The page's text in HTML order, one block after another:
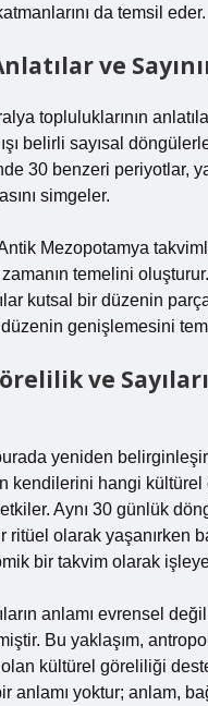
da temsil eder.
ve
topluluklarının
belirli sayısal
30 benzeri periyotlar,
simgeler.
Mezopotamya
temelini
kutsal bir düzenin
düzenin genişlemesini
ve
yeniden
kendilerini hangi kültürel
etkiler. Aynı 30 günlük
ritüel olarak yaşanırken
bir takvim olarak
anlamı evrensel
Bu yaklaşım,
kültürel göreliliği
anlamı yoktur; anlam,